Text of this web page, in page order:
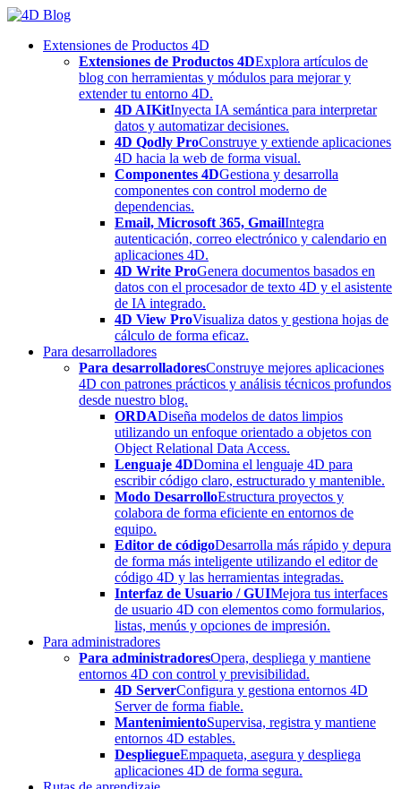
Skip
contentExtensiones de Productos 4D
Extensiones de Productos 4DExplora artículos de
blog con herramientas y módulos para mejorar y
extender tu entorno 4D.
4D AIKitInyecta IA semántica para interpretar
datos y automatizar decisiones.
4D Qodly ProConstruye y extiende aplicaciones
4D hacia la web de forma visual.
Componentes 4DGestiona y desarrolla
componentes con control moderno de
dependencias.
Email, Microsoft 365, GmailIntegra
autenticación, correo electrónico y calendario en
aplicaciones 4D.
4D Write ProGenera documentos basados en
datos con el procesador de texto 4D y el asistente
de IA integrado.
4D View ProVisualiza datos y gestiona hojas de
cálculo de forma eficaz.
Para desarrolladores
Para desarrolladoresConstruye mejores aplicaciones
4D con patrones prácticos y análisis técnicos profundos
desde nuestro blog.
ORDADiseña modelos de datos limpios
utilizando un enfoque orientado a objetos con
Object Relational Data Access.
Lenguaje 4DDomina el lenguaje 4D para
escribir código claro, estructurado y mantenible.
Modo DesarrolloEstructura proyectos y
colabora de forma eficiente en entornos de
equipo.
Editor de códigoDesarrolla más rápido y depura
de forma más inteligente utilizando el editor de
código 4D y las herramientas integradas.
Interfaz de Usuario / GUIMejora tus interfaces
de usuario 4D con elementos como formularios,
listas, menús y opciones de impresión.
Para administradores
Para administradoresOpera, despliega y mantiene
entornos 4D con control y previsibilidad.
4D ServerConfigura y gestiona entornos 4D
Server de forma fiable.
MantenimientoSupervisa, registra y mantiene
entornos 4D estables.
DespliegueEmpaqueta, asegura y despliega
aplicaciones 4D de forma segura.